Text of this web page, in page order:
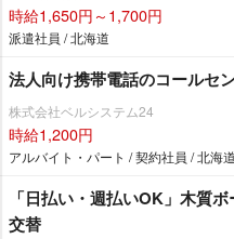
時給1,650円～1,700円
派遣社員 / 北海道
法人向け携帯電話のコールセ
株式会社ベルシステム24
時給1,200円
アルバイト・パート / 契約社員 / 北海道
「日払い・週払いOK」木質
交替